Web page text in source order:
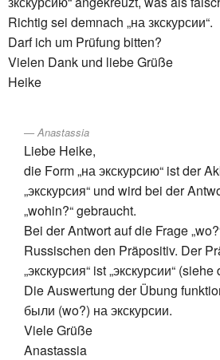
Richtig sei demnach „на зкскурсии“.
Darf ich um Prüfung bitten?
Vielen Dank und liebe Grüße
Heike
Anastassia
Liebe Heike,
die Form „на экскурсию“ ist der
„экскурсия“ und wird bei der
„wohin?“ gebraucht.
Bei der Antwort auf die Frage
Russischen den Präpositiv. Der
„экскурсия“ ist „экскурсии“ (siehe
Die Auswertung der Übung
были (wo?) на экскурсии.
Viele Grüße
Anastassia